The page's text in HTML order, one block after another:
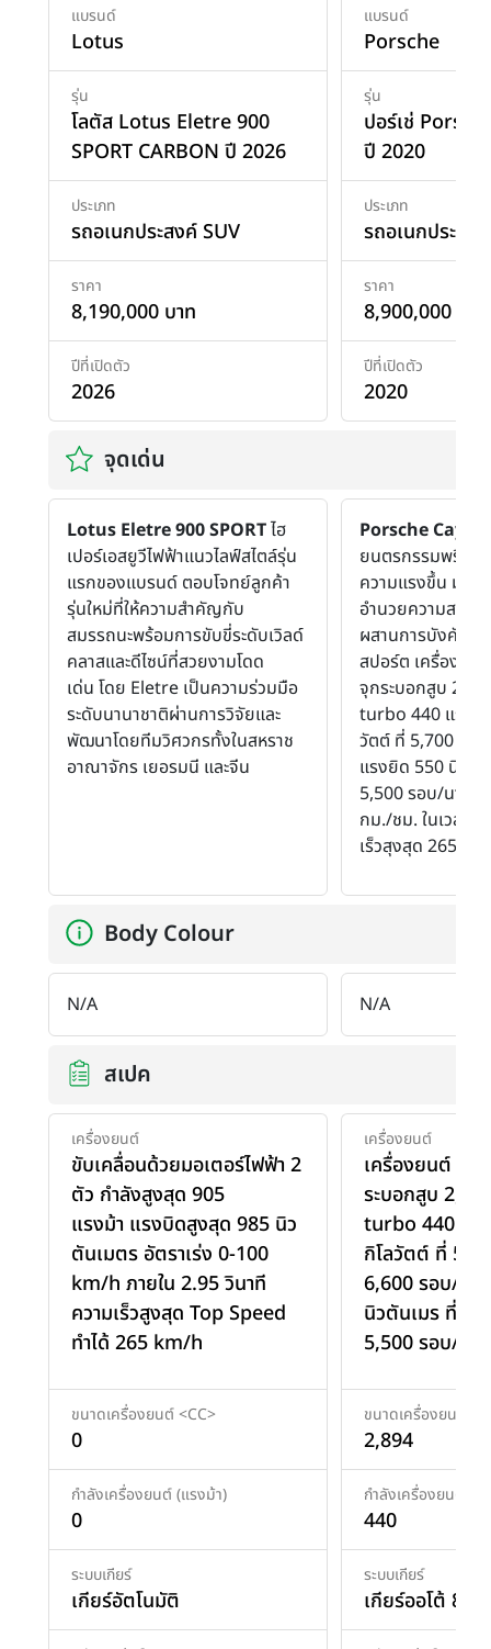
แบรนด์
Lotus
รุ่น
โลตัส Lotus Eletre 900
SPORT CARBON ปี 2026
ประเภท
รถอเนกประสงค์ SUV
ราคา
8,190,000 บาท
ปีที่เปิดตัว
2026
แบรนด์
Porsche
รุ่น
ปอร์เช่
ปี 2020
ประเภท
รถอเนกประสง
ราคา
8,900,000 บาท
ปีที่เปิดตัว
2020
จุดเด่น
Lotus Eletre 900 SPORTไฮ
เปอร์เอสยูวีไฟฟ้าแนวไลฟ์สไตล์รุ่น
แรกของแบรนด์ ตอบโจทย์ลูกค้า
รุ่นใหม่ที่ให้ความสำคัญกับ
สมรรถนะพร้อมการขับขี่ระดับเวิลด์
คลาสและดีไซน์ที่สวยงามโดด
เด่น โดย Eletre เป็นความร่วมมือ
ระดับนานาชาติผ่านการวิจัยและ
พัฒนาโดยทีมวิศวกรทั้งในสหราช
อาณาจักร เยอรมนี และจีน
Porsche
ยนตรกรรมพรีเมี
ความแรงขึ้น มา
อำนวยความสะดว
ผสานการบังคับค
สปอร์ต เครื่องยน
จุกระบอกสูบ 2.9
turbo 440 แรงม้
วัตต์ ที่ 5,700 -
แรงยิด 550 นิวตั
5,500 รอบ/นาที อั
กม./ชม. ในเวลา
เร็วสุงสุด 265 ก
Body Colour
N/A N/A
สเปค
เครื่องยนต์
ขับเคลื่อนด้วยมอเตอร์ไฟฟ้า 2
ตัว กำลังสูงสุด 905
แรงม้า แรงบิดสูงสุด 985 นิว
ตันเมตร อัตราเร่ง 0-100
km/h ภายใน 2.95 วินาที
ความเร็วสูงสุด Top Speed
ทำได้ 265 km/h
ขนาดเครื่องยนต์ <CC>
0
กำลังเครื่องยนต์ (แรงม้า)
0
ระบบเกียร์
เกียร์อัตโนมัติ
เครื่องยนต์
เครื่องยนต์ V6
ระบอกสูบ
turbo 440 แร
กิโลวัตต์ ที่
6,600 รอบ/นา
นิวตันเมร ที่
5,500 รอบ/นาที
ขนาดเครื่องยนต์
2,894
กำลังเครื่องยนต์ (แ
440
ระบบเกียร์
เกียร์ออโต้ 8AT